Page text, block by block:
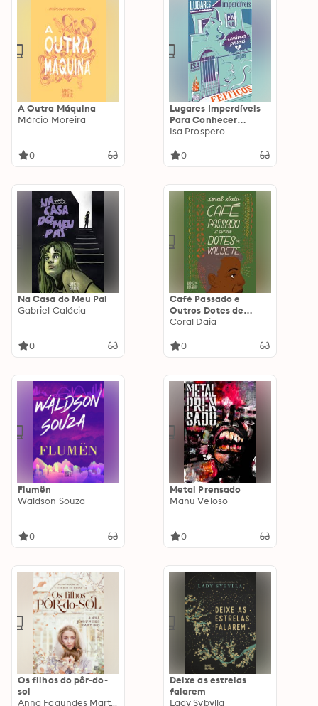
A Outra Máquina
Márcio Moreira
0
Lugares Imperdíveis
Para Conhecer
Pessoas e Lançar
Isa Prospero
0
Na Casa do Meu Pai
Gabriel Calácia
0
Café Passado e
Outros Dotes de
Valdete
Coral Daia
0
Flumën
Waldson Souza
0
Metal Prensado
Manu Veloso
0
Os filhos do pôr-do-
sol
Anna Fagundes Martino
Deixe as estrelas
falarem
Lady Sybylla